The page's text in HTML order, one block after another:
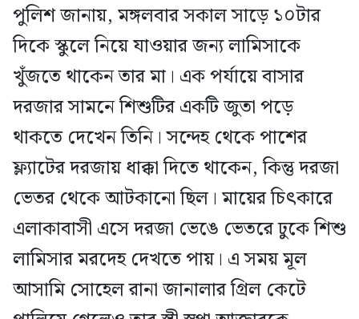
পুলিশ জানায়, মঙ্গলবার সকাল সাড়ে ১০টার
দিকে স্কুলে নিয়ে যাওয়ার জন্য লামিসাকে
খুঁজতে থাকেন তার মা। এক পর্যায়ে বাসার
দরজার সামনে শিশুটির একটি জুতা পড়ে
থাকতে দেখেন তিনি। সন্দেহ থেকে পাশের
ফ্ল্যাটের দরজায় ধাক্কা দিতে থাকেন, কিন্তু দরজা
ভেতর থেকে আটকানো ছিল। মায়ের চিৎকারে
এলাকাবাসী এসে দরজা ভেঙে ভেতরে ঢুকে শিশু
লামিসার মরদেহ দেখতে পায়। এ সময় মূল
আসামি সোহেল রানা জানালার গ্রিল কেটে